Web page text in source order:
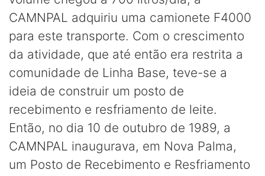
CAMNPAL adquiriu uma camionete F4000
para este transporte. Com o crescimento
da atividade, que até então era restrita a
comunidade de Linha Base, teve-se a
ideia de construir um posto de
recebimento e resfriamento de leite.
Então, no dia 10 de outubro de 1989, a
CAMNPAL inaugurava, em Nova Palma,
um Posto de Recebimento e Resfriamento